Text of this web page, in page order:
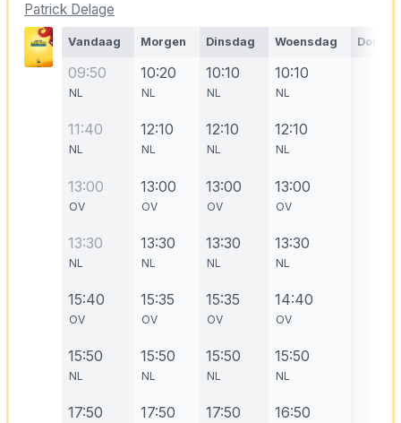
Patrick Delage
Vandaag Morgen Dinsdag Woensdag
09:50
NL
11:40
NL
13:00
OV
13:30
NL
15:40
OV
15:50
NL
17:50
10:20
NL
12:10
NL
13:00
OV
13:30
NL
15:35
OV
15:50
NL
17:50
10:10
NL
12:10
NL
13:00
OV
13:30
NL
15:35
OV
15:50
NL
17:50
10:10
NL
12:10
NL
13:00
OV
13:30
NL
14:40
OV
15:50
NL
16:50